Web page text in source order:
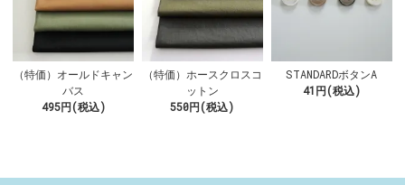
（特価）オールドキャン
バス
495円(税込)
（特価）ホースクロスコ
ットン
550円(税込)
STANDARDボタンA
41円(税込)